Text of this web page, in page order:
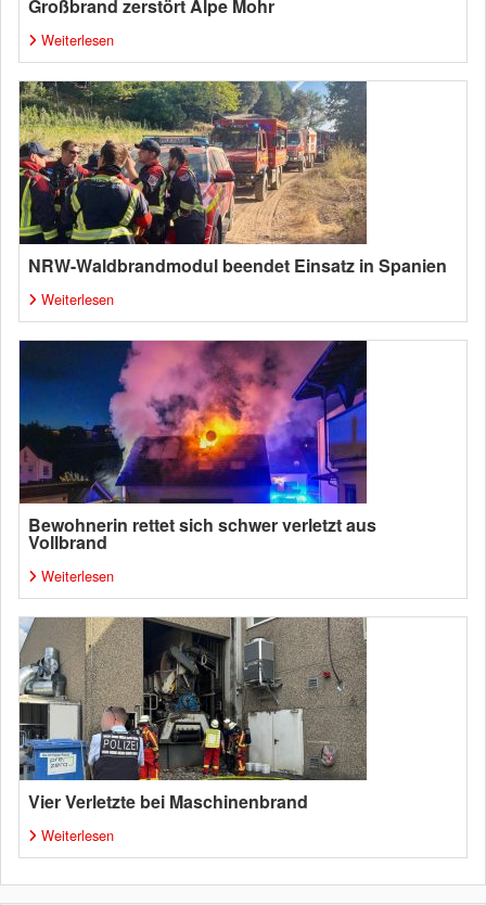
Großbrand zerstört Alpe Mohr
Weiterlesen
NRW-Waldbrandmodul beendet Einsatz in Spanien
Weiterlesen
Bewohnerin rettet sich schwer verletzt aus
Vollbrand
Weiterlesen
Vier Verletzte bei Maschinenbrand
Weiterlesen